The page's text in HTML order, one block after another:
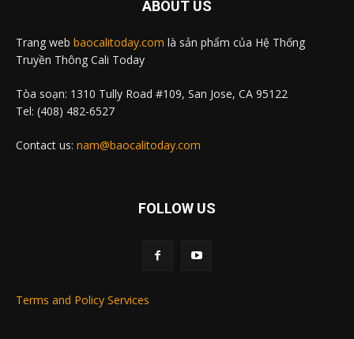
ABOUT US
Trang web baocalitoday.com là sản phẩm của Hệ Thống
Truyền Thông Cali Today
Tòa soạn: 1310 Tully Road #109, San Jose, CA 95122
Tel: (408) 482-6527
Contact us: nam@baocalitoday.com
FOLLOW US
Terms and Policy Services